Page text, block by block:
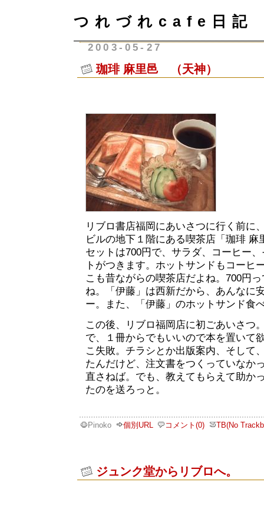
つれづれcafe日記
2003-05-27
珈琲 麻里邑 （天神）
リブロ書店福岡にあいさつに行く前に
ビルの地下１階にある喫茶店「珈琲 麻
セットは700円で、サラダ、コーヒー
トがつきます。ホットサンドもコーヒ
こも昔ながらの喫茶店だよね。700円
ね。「伊藤」は西新だから、あんなに
ー。また、「伊藤」のホットサンド食
この後、リブロ福岡店に初ごあいさつ
で、１冊からでもいいので本を置いて
こ失敗。チラシとか出版案内、そして
たんだけど、注文書をつくっていなか
直さねば。でも、教えてもらえて助か
たのを送ろっと。
Pinoko 個別URL コメント(0) TB(No
ジュンク堂からリブロへ。